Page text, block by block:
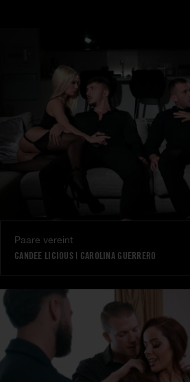
Paare vereint
CANDEE LICIOUS| CAROLINA GUERRERO